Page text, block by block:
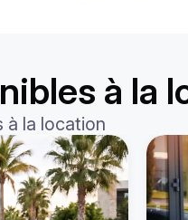
à la
à la location